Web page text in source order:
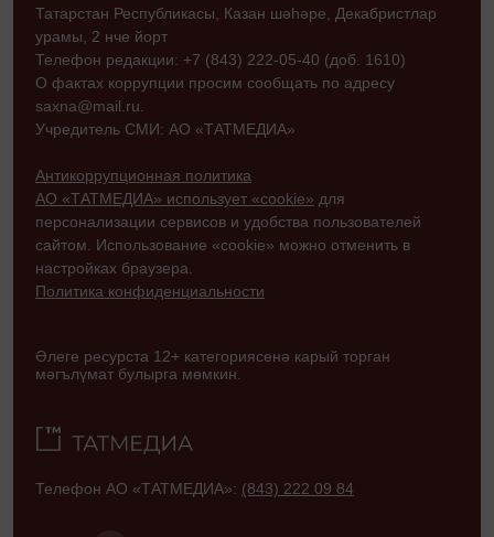
Татарстан Республикасы, Казан шәһәре, Декабристлар
урамы, 2 нче йорт
Телефон редакции: +7 (843) 222-05-40 (доб. 1610)
О фактах коррупции просим сообщать по адресу
saxna@mail.ru.
Учредитель СМИ: АО «ТАТМЕДИА»
Антикоррупционная политика
АО «ТАТМЕДИА» использует «cookie» для
персонализации сервисов и удобства пользователей
сайтом. Использование «cookie» можно отменить в
настройках браузера.
Политика конфиденциальности
Әлеге ресурста 12+ категориясенә карый торган
мәгълүмат булырга мөмкин.
Телефон АО «ТАТМЕДИА»: (843) 222 09 84